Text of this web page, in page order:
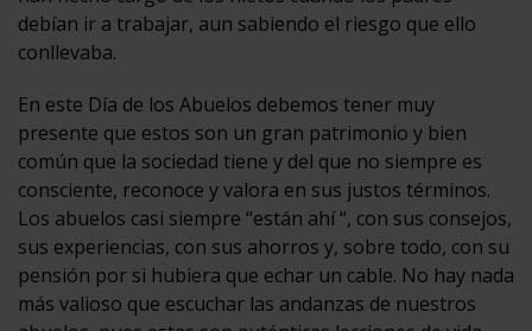
debían ir a trabajar, aun sabiendo el riesgo que ello
conllevaba.
En este Día de los Abuelos debemos tener muy
presente que estos son un gran patrimonio y bien
común que la sociedad tiene y del que no siempre es
consciente, reconoce y valora en sus justos términos.
Los abuelos casi siempre “están ahí “, con sus consejos,
sus experiencias, con sus ahorros y, sobre todo, con su
pensión por si hubiera que echar un cable. No hay nada
más valioso que escuchar las andanzas de nuestros